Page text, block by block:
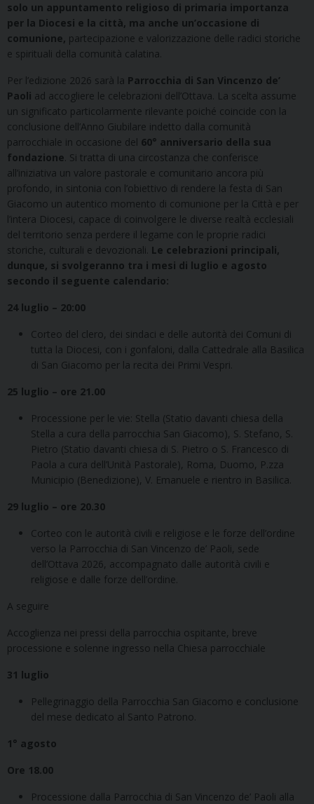
solo un appuntamento religioso di primaria importanza
per la Diocesi e la città, ma anche un’occasione di
comunione, partecipazione e valorizzazione delle radici storiche
e spirituali della comunità calatina.
Per l’edizione 2026 sarà la Parrocchia di San Vincenzo de’
Paoli ad accogliere le celebrazioni dell’Ottava. La scelta assume
un significato particolarmente rilevante poiché coincide con la
conclusione dell’Anno Giubilare indetto dalla comunità
parrocchiale in occasione del 60° anniversario della sua
fondazione . Si tratta di una circostanza che conferisce
all’iniziativa un valore pastorale e comunitario ancora più
profondo, in sintonia con l’obiettivo di rendere la festa di San
Giacomo un autentico momento di comunione per la Città e per
l’intera Diocesi, capace di coinvolgere le diverse realtà ecclesiali
del territorio senza perdere il legame con le proprie radici
storiche, culturali e devozionali. Le celebrazioni principali,
dunque, si svolgeranno tra i mesi di luglio e agosto
secondo il seguente calendario:
24 luglio – 20:00
Corteo del clero, dei sindaci e delle autorità dei Comuni di
tutta la Diocesi, con i gonfaloni, dalla Cattedrale alla Basilica
di San Giacomo per la recita dei Primi Vespri.
25 luglio – ore 21.00
Processione per le vie: Stella (Statio davanti chiesa della
Stella a cura della parrocchia San Giacomo), S. Stefano, S.
Pietro (Statio davanti chiesa di S. Pietro o S. Francesco di
Paola a cura dell’Unità Pastorale), Roma, Duomo, P.zza
Municipio (Benedizione), V. Emanuele e rientro in Basilica.
29 luglio – ore 20.30
Corteo con le autorità civili e religiose e le forze dell’ordine
verso la Parrocchia di San Vincenzo de’ Paoli, sede
dell’Ottava 2026, accompagnato dalle autorità civili e
religiose e dalle forze dell’ordine.
A seguire
Accoglienza nei pressi della parrocchia ospitante, breve
processione e solenne ingresso nella Chiesa parrocchiale
31 luglio
Pellegrinaggio della Parrocchia San Giacomo e conclusione
del mese dedicato al Santo Patrono.
1° agosto
Ore 18.00
Processione dalla Parrocchia di San Vincenzo de’ Paoli alla